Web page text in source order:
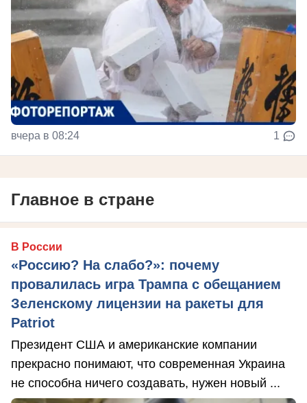
вчера в 08:24 1
Главное в стране
В России
«Россию? На слабо?»: почему
провалилась игра Трампа с обещанием
Зеленскому лицензии на ракеты для
Patriot
Президент США и американские компании
прекрасно понимают, что современная Украина
не способна ничего создавать, нужен новый ...